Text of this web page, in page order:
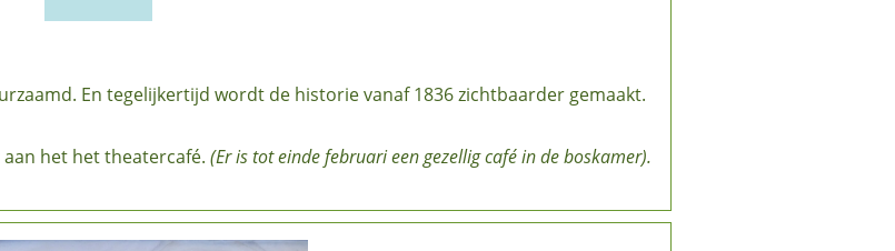
En tegelijkertijd wordt de historie vanaf 1836 zichtbaarder gemaakt.
het het theatercafé. (Er is tot einde februari een gezellig café in de boskamer).